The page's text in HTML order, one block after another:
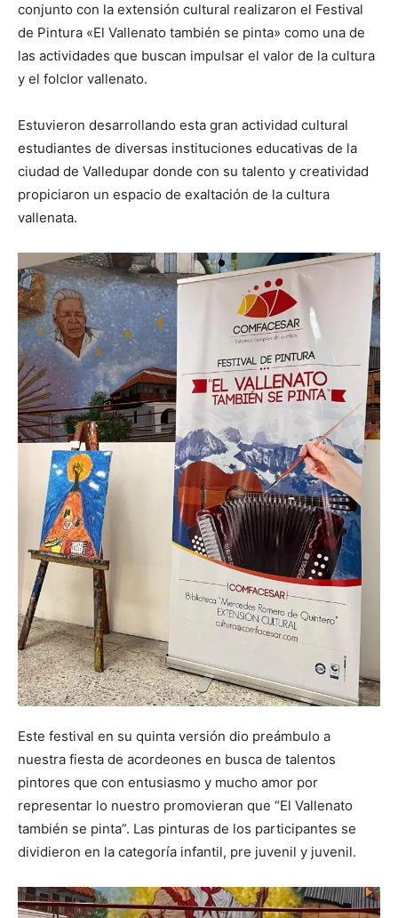
conjunto con la extensión cultural realizaron el Festival
de Pintura «El Vallenato también se pinta» como una de
las actividades que buscan impulsar el valor de la cultura
y el folclor vallenato.
Estuvieron desarrollando esta gran actividad cultural
estudiantes de diversas instituciones educativas de la
ciudad de Valledupar donde con su talento y creatividad
propiciaron un espacio de exaltación de la cultura
vallenata.
Este festival en su quinta versión dio preámbulo a
nuestra fiesta de acordeones en busca de talentos
pintores que con entusiasmo y mucho amor por
representar lo nuestro promovieran que “El Vallenato
también se pinta”. Las pinturas de los participantes se
dividieron en la categoría infantil, pre juvenil y juvenil.